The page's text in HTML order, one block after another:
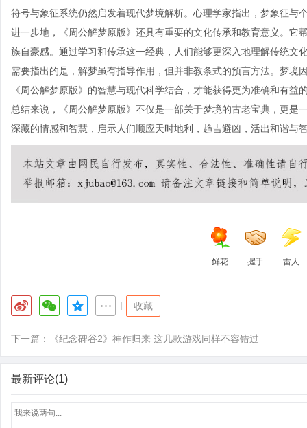
符号与象征系统仍然启发着现代梦境解析。心理学家指出，梦象征与
进一步地，《周公解梦原版》还具有重要的文化传承和教育意义。它
族自豪感。通过学习和传承这一经典，人们能够更深入地理解传统文
需要指出的是，解梦虽有指导作用，但并非教条式的预言方法。梦
《周公解梦原版》的智慧与现代科学结合，才能获得更为准确和有益
总结来说，《周公解梦原版》不仅是一部关于梦境的古老宝典，更
深藏的情感和智慧，启示人们顺应天时地利，趋吉避凶，活出和谐与
鲜花 握手 雷人
收藏
下一篇： 《纪念碑谷2》神作归来 这几款游戏同样不容错过
最新评论(1)